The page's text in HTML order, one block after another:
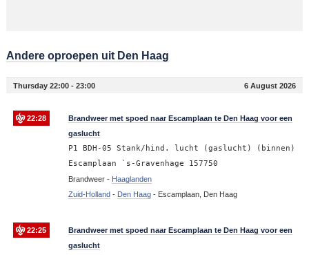
Andere oproepen uit Den Haag
Thursday 22:00 - 23:00 6 August 2026
22:28
Brandweer met spoed naar Escamplaan te Den Haag voor een
gaslucht
P1 BDH-05 Stank/hind. lucht (gaslucht) (binnen)
Escamplaan `s-Gravenhage 157750
Brandweer - Haaglanden
Zuid-Holland- Den Haag- Escamplaan, Den Haag
22:25
Brandweer met spoed naar Escamplaan te Den Haag voor een
gaslucht